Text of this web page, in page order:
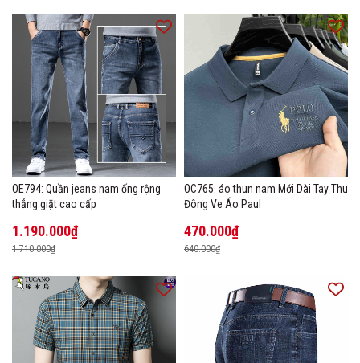
OE794: Quần jeans nam ống rộng
thẳng giặt cao cấp
1.190.000₫
1.710.000₫
OC765: áo thun nam Mới Dài Tay Thu
Đông Ve Áo Paul
470.000₫
640.000₫